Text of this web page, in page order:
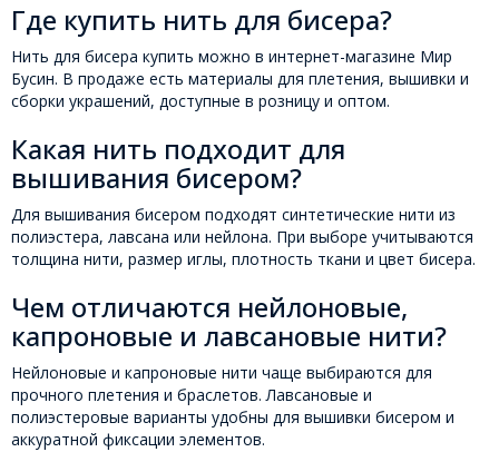
Где купить нить для бисера?
Нить для бисера купить можно в интернет-магазине Мир
Бусин. В продаже есть материалы для плетения, вышивки и
сборки украшений, доступные в розницу и оптом.
Какая нить подходит для
вышивания бисером?
Для вышивания бисером подходят синтетические нити из
полиэстера, лавсана или нейлона. При выборе учитываются
толщина нити, размер иглы, плотность ткани и цвет бисера.
Чем отличаются нейлоновые,
капроновые и лавсановые нити?
Нейлоновые и капроновые нити чаще выбираются для
прочного плетения и браслетов. Лавсановые и
полиэстеровые варианты удобны для вышивки бисером и
аккуратной фиксации элементов.